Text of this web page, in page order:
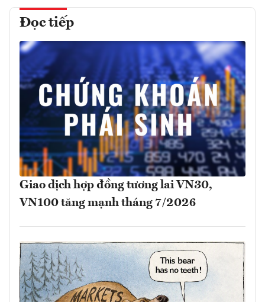
Đọc tiếp
Giao dịch hợp đồng tương lai VN30,
VN100 tăng mạnh tháng 7/2026